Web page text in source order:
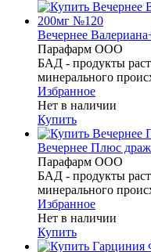
Вечернее
Парафарм ООО
БАД - продукты
минерального
Избранное
Нет в наличии
Купить
Вечернее Плюс
Парафарм ООО
БАД - продукты
минерального
Избранное
Нет в наличии
Купить